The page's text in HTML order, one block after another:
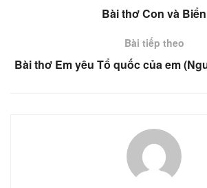
Bài thơ Con và Biển
Bài tiếp theo
Bài thơ Em yêu Tổ quốc của em